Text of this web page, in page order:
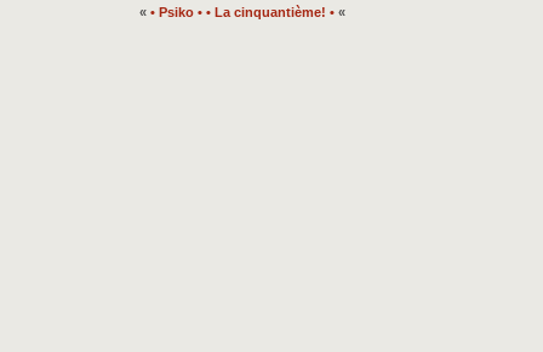
« • Psiko • • La cinquantième! • «